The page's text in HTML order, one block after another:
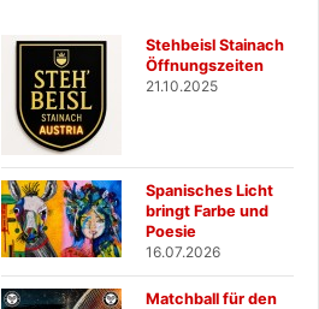
Stehbeisl Stainach
Öffnungszeiten
21.10.2025
Spanisches Licht
bringt Farbe und
Poesie
16.07.2026
Matchball für den